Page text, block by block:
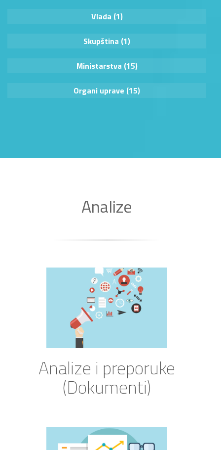
Vlada (1)
Skupština (1)
Ministarstva (15)
Organi uprave (15)
Analize
Analize i preporuke
(Dokumenti)